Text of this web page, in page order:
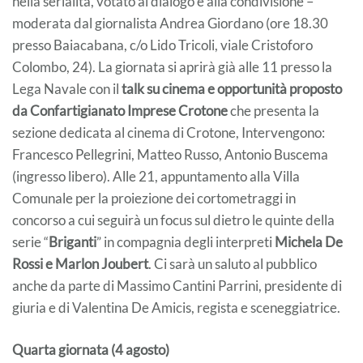
moderata dal giornalista Andrea Giordano (ore 18.30
presso Baiacabana, c/o Lido Tricoli, viale Cristoforo
Colombo, 24). La giornata si aprirà già alle 11 presso la
Lega Navale con iltalk su cinema e opportunità proposto
da Confartigianato Imprese Crotoneche presenta la
sezione dedicata al cinema di Crotone, Intervengono:
Francesco Pellegrini, Matteo Russo, Antonio Buscema
(ingresso libero). Alle 21, appuntamento alla Villa
Comunale per la proiezione dei cortometraggi in
concorso a cui seguirà un focus sul dietro le quinte della
serie “Briganti” in compagnia degli interpreti Michela De
Rossi e Marlon Joubert. Ci sarà un saluto al pubblico
anche da parte di Massimo Cantini Parrini, presidente di
giuria e di Valentina De Amicis, regista e sceneggiatrice.
Quarta giornata (4 agosto)